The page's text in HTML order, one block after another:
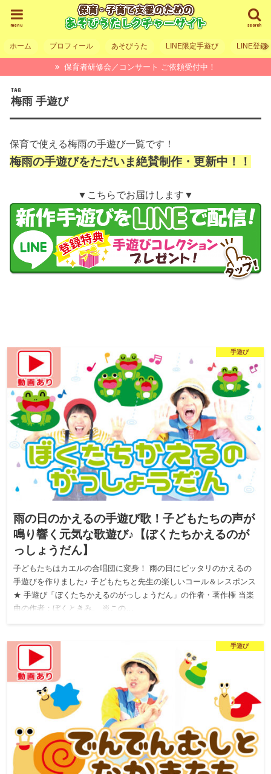
search
menu
ホーム プロフィール あそびうた LINE限定手遊び LINE登録
保育者研修会／コンサート ご依頼受付中！
TAG
梅雨 手遊び
保育で使える梅雨の手遊び一覧です！
梅雨の手遊びをただいま絶賛制作・更新中！！
▼こちらでお届けします▼
手遊び
雨の日のかえるの手遊び歌！子どもたちの声が
鳴り響く元気な歌遊び♪【ぼくたちかえるのが
っしょうだん】
子どもたちはカエルの合唱団に変身！ 雨の日にピッタリのかえるの
手遊びを作りました♪ 子どもたちと先生の楽しいコール＆レスポンス
★ 手遊び「ぼくたちかえるのがっしょうだん」の作者・著作権 当楽
曲の作者：ぼくときみ。 ※この…
手遊び